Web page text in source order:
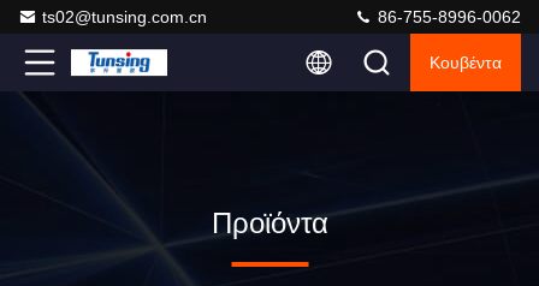
ts02@tunsing.com.cn 86-755-8996-0062
Κουβέντα
Προϊόντα